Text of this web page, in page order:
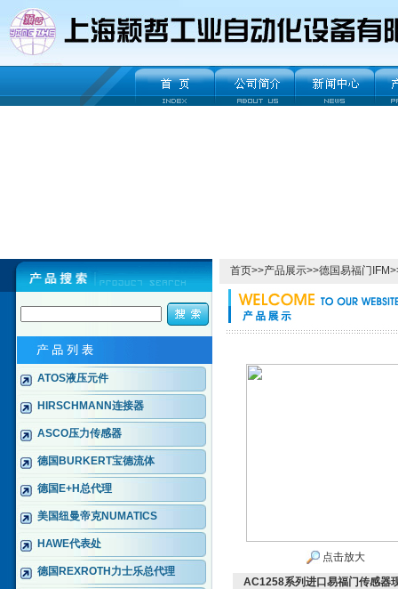
ATOS液压元件
HIRSCHMANN连接器
ASCO压力传感器
德国BURKERT宝德流体
德国E+H总代理
美国纽曼帝克NUMATICS
HAWE代表处
德国REXROTH力士乐总代理
首页>>产品展示>>德国易福门IFM
点击放大
AC1258系列进口易福门传感器